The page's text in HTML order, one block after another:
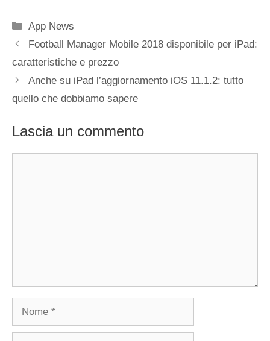
Categorie
App News
Football Manager Mobile 2018 disponibile per iPad:
caratteristiche e prezzo
Anche su iPad l’aggiornamento iOS 11.1.2: tutto
quello che dobbiamo sapere
Lascia un commento
Nome